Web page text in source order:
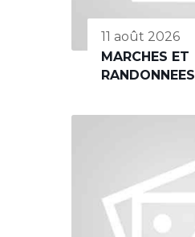
11 août 2026
MARCHES ET
RANDONNEES